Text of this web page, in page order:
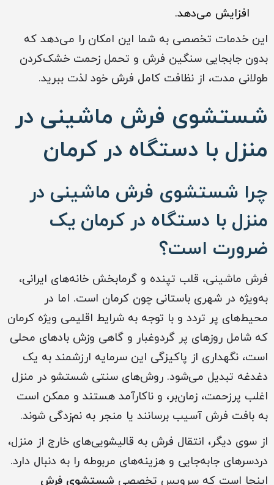
افزایش می‌دهد.
این خدمات تخصصی به شما این امکان را می‌دهد که
بدون جابجایی سنگین فرش و تحمل زحمت خشک‌کردن
طولانی مدت، از نظافت کامل فرش خود لذت ببرید.
شستشوی فرش ماشینی در
منزل با دستگاه در کرمان
چرا شستشوی فرش ماشینی در
منزل با دستگاه در کرمان یک
ضرورت است؟
فرش ماشینی، قلب تپنده و گرمابخش خانه‌های ایرانی،
به‌ویژه در شهری باستانی چون کرمان است. اما در
محیط‌های پر تردد و با توجه به شرایط اقلیمی ویژه کرمان
که شامل روزهای پر گردوغبار و گاهی وزش بادهای محلی
است، نگهداری از پاکیزگی این سرمایه ارزشمند به یک
دغدغه تبدیل می‌شود. روش‌های سنتی شستشو در منزل
اغلب پرزحمت، زمان‌بر، و ناکارآمد هستند و ممکن است
به بافت فرش آسیب برسانند یا منجر به نم‌زدگی شوند.
از سوی دیگر، انتقال فرش به قالیشویی‌های خارج از منزل،
دردسرهای جابه‌جایی و هزینه‌های مربوطه را به دنبال دارد.
اینجا است که سرویس تخصصی شستشوی فرش